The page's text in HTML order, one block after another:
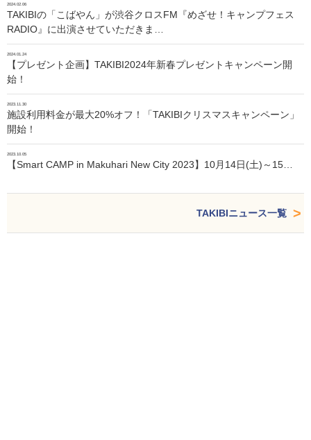
2024.02.06
TAKIBIの「こばやん」が渋谷クロスFM『めざせ！キャンプフェス
RADIO』に出演させていただきま…
2024.01.24
【プレゼント企画】TAKIBI2024年新春プレゼントキャンペーン開
始！
2023.11.30
施設利用料金が最大20%オフ！「TAKIBIクリスマスキャンペーン」
開始！
2023.10.05
【Smart CAMP in Makuhari New City 2023】10月14日(土)～15…
TAKIBIニュース一覧